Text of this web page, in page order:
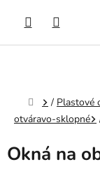
obsah
Domov
/ Plastové
otváravo-sklopné
Okná na